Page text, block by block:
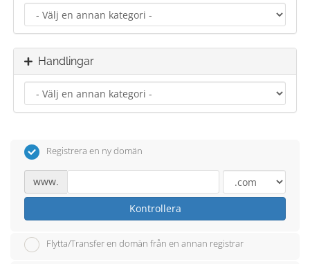
Handlingar
Registrera en ny domän
www.
Kontrollera
Flytta/Transfer en domän från en annan registrar